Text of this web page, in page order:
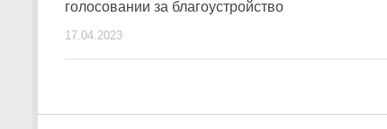
голосовании за благоустройство
17.04.2023